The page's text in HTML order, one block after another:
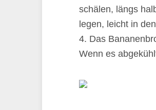
schälen, längs
legen, leicht in
4. Das
Wenn es